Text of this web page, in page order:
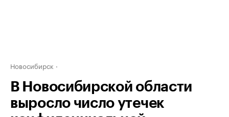
Новосибирск
В Новосибирской области
выросло число утечек